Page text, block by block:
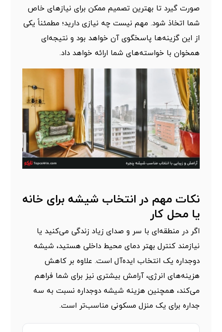
صورت گیرد تا بهترین تصمیم ممکن برای نیازهای خاص
شما اتخاذ شود. مهم نیست چه نیازی دارید؛ مطمئناً یکی
از این گزینه‌ها پاسخگوی آن خواهد بود و نتیجه‌ای
همخوان با خواسته‌های شما ارائه خواهد داد.
نکات مهم در انتخاب شیشه برای خانه
یا محل کار
اگر در منطقه‌ای با سر و صدای زیاد زندگی می‌کنید یا
نیازمند کنترل بهتر دمای محیط داخلی هستید، شیشه
دوجداره یک انتخاب ایده‌آل است. علاوه بر کاهش
هزینه‌های انرژی، آرامش بیشتری نیز برای شما فراهم
می‌کند، همچنین هزینه شیشه دوجداره نسبت به سه
جداره برای یک منزل مسکونی مناسب‌تر است.